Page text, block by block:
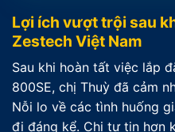
Lợi ích vượt trội sau
Zestech Việt Nam
Sau khi hoàn tất việc lắp
800SE, chị Thuỳ đã cảm
Nỗi lo về các tình huống
đi đáng kể. Chị tự tin hơn